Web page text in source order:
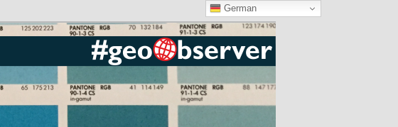
German